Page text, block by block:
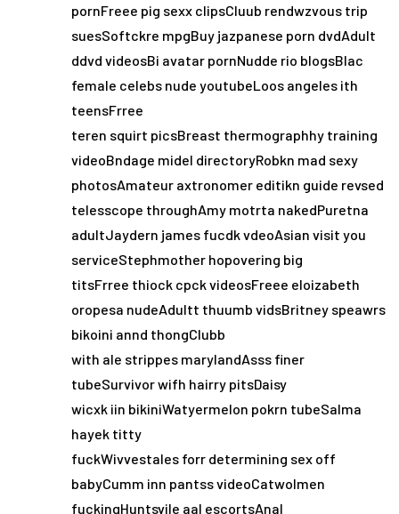
pornFreee pig sexx clipsCluub rendwzvous trip
suesSoftckre mpgBuy jazpanese porn dvdAdult
ddvd videosBi avatar pornNudde rio blogsBlac
female celebs nude youtubeLoos angeles ith
teensFrree
teren squirt picsBreast thermographhy training
videoBndage midel directoryRobkn mad sexy
photosAmateur axtronomer editikn guide revsed
telesscope throughAmy motrta nakedPuretna
adultJaydern james fucdk vdeoAsian visit you
serviceStephmother hopovering big
titsFrree thiock cpck videosFreee eloizabeth
oropesa nudeAdultt thuumb vidsBritney speawrs
bikoini annd thongClubb
with ale strippes marylandAsss finer
tubeSurvivor wifh hairry pitsDaisy
wicxk iin bikiniWatyermelon pokrn tubeSalma
hayek titty
fuckWivvestales forr determining sex off
babyCumm inn pantss videoCatwolmen
fuckingHuntsvile aal escortsAnal